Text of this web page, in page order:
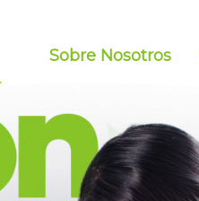
Sobre Nosotros